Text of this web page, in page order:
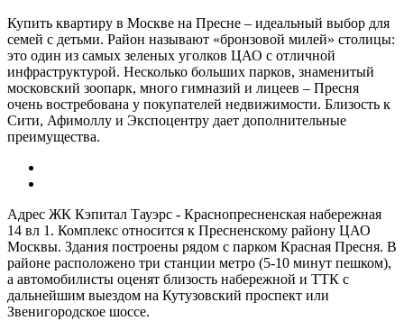
Купить квартиру в Москве на Пресне – идеальный выбор для
семей с детьми. Район называют «бронзовой милей» столицы:
это один из самых зеленых уголков ЦАО с отличной
инфраструктурой. Несколько больших парков, знаменитый
московский зоопарк, много гимназий и лицеев – Пресня
очень востребована у покупателей недвижимости. Близость к
Сити, Афимоллу и Экспоцентру дает дополнительные
преимущества.
Адрес ЖК Кэпитал Тауэрс - Краснопресненская набережная
14 вл 1. Комплекс относится к Пресненскому району ЦАО
Москвы. Здания построены рядом с парком Красная Пресня. В
районе расположено три станции метро (5-10 минут пешком),
а автомобилисты оценят близость набережной и ТТК с
дальнейшим выездом на Кутузовский проспект или
Звенигородское шоссе.